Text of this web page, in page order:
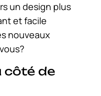
un design plus
et facile
nouveaux
côté de